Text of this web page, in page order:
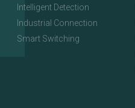
Intelligent Detection
Industrial Connection
Smart Switching